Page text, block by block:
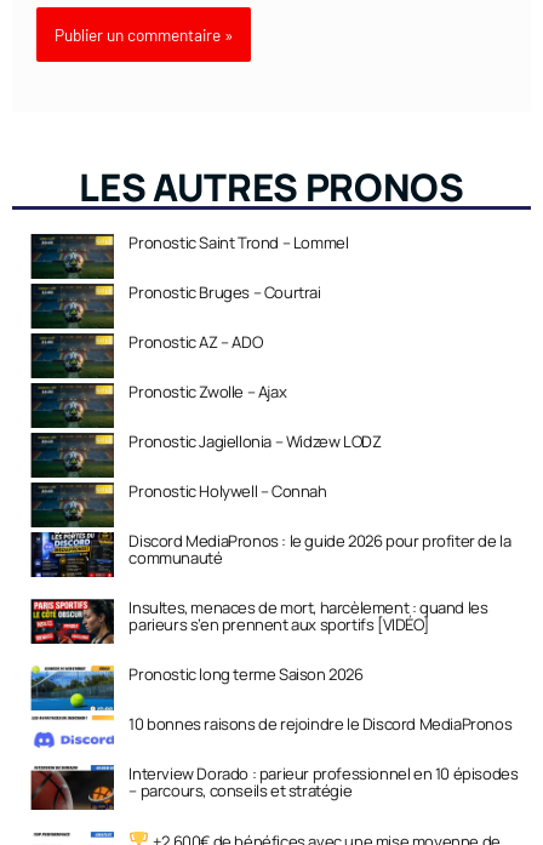
LES AUTRES PRONOS
Pronostic Saint Trond – Lommel
Pronostic Bruges – Courtrai
Pronostic AZ – ADO
Pronostic Zwolle – Ajax
Pronostic Jagiellonia – Widzew LODZ
Pronostic Holywell – Connah
Discord MediaPronos : le guide 2026 pour profiter de la
communauté
Insultes, menaces de mort, harcèlement : quand les
parieurs s’en prennent aux sportifs [VIDÉO]
Pronostic long terme Saison 2026
10 bonnes raisons de rejoindre le Discord MediaPronos
Interview Dorado : parieur professionnel en 10 épisodes
– parcours, conseils et stratégie